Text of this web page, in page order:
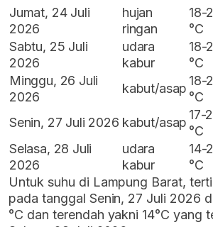
Jumat, 24 Juli
2026
hujan
ringan
18-
°C
Sabtu, 25 Juli
2026
udara
kabur
18-
°C
Minggu, 26 Juli
2026
kabut/asap
18-
°C
Senin, 27 Juli 2026 kabut/asap
17-
°C
Selasa, 28 Juli
2026
udara
kabur
14-
°C
Untuk suhu di Lampung Barat,
pada tanggal Senin, 27 Juli 2026
°C dan terendah yakni 14°C yang